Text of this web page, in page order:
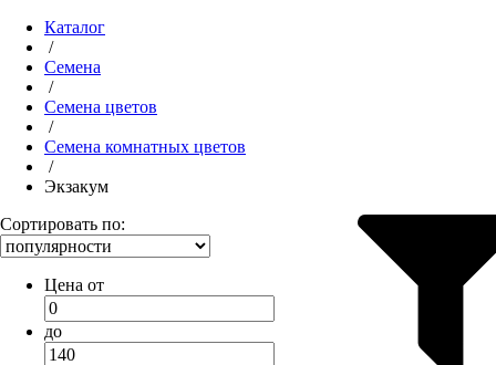
Каталог
/
Семена
/
Семена цветов
/
Семена комнатных цветов
/
Экзакум
Сортировать по:
Цена от
до